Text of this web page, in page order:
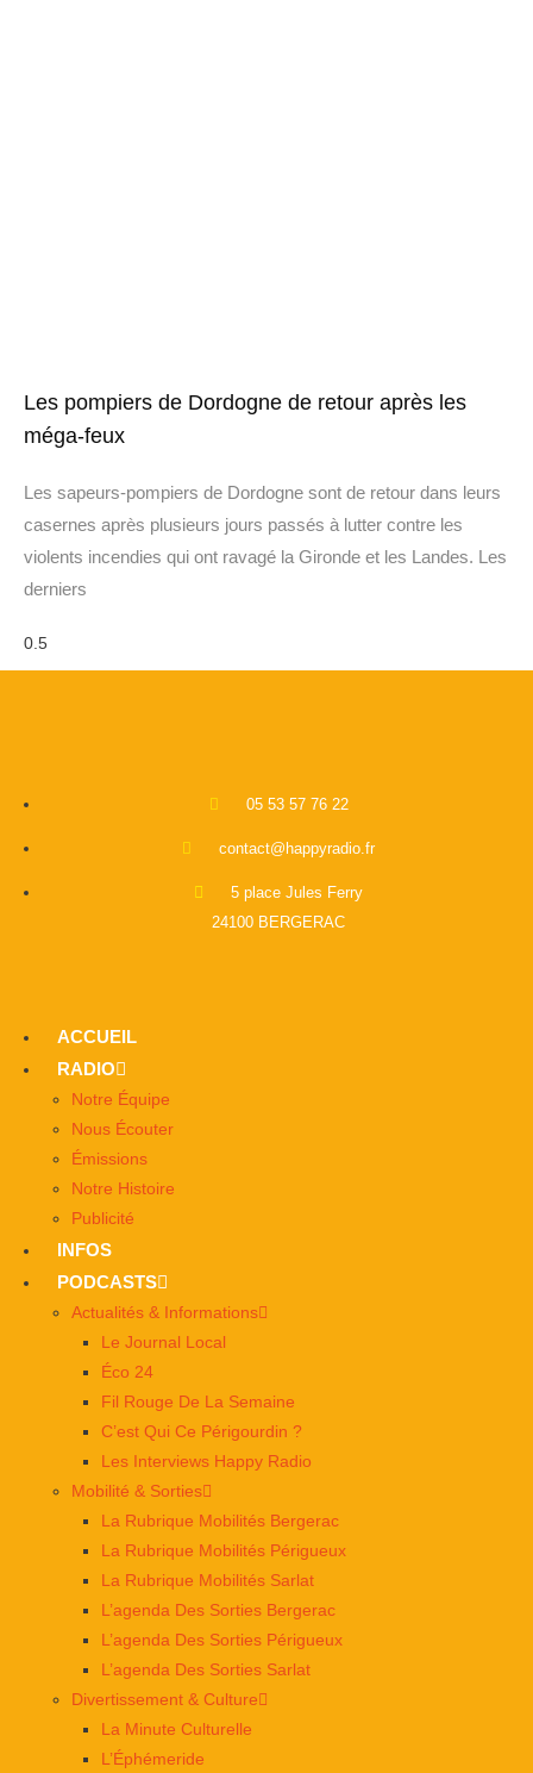
Les pompiers de Dordogne de retour après les
méga-feux
Les sapeurs-pompiers de Dordogne sont de retour dans leurs
casernes après plusieurs jours passés à lutter contre les
violents incendies qui ont ravagé la Gironde et les Landes. Les
derniers
05 53 57 76 22
contact@happyradio.fr
5 place Jules Ferry
24100 BERGERAC
ACCUEIL
RADIO
Notre Équipe
Nous Écouter
Émissions
Notre Histoire
Publicité
INFOS
PODCASTS
Actualités & Informations
Le Journal Local
Éco 24
Fil Rouge De La Semaine
C’est Qui Ce Périgourdin ?
Les Interviews Happy Radio
Mobilité & Sorties
La Rubrique Mobilités Bergerac
La Rubrique Mobilités Périgueux
La Rubrique Mobilités Sarlat
L’agenda Des Sorties Bergerac
L’agenda Des Sorties Périgueux
L’agenda Des Sorties Sarlat
Divertissement & Culture
La Minute Culturelle
L’Éphémeride